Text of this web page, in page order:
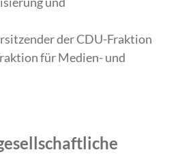
der CDU-Fraktion
für Medien- und